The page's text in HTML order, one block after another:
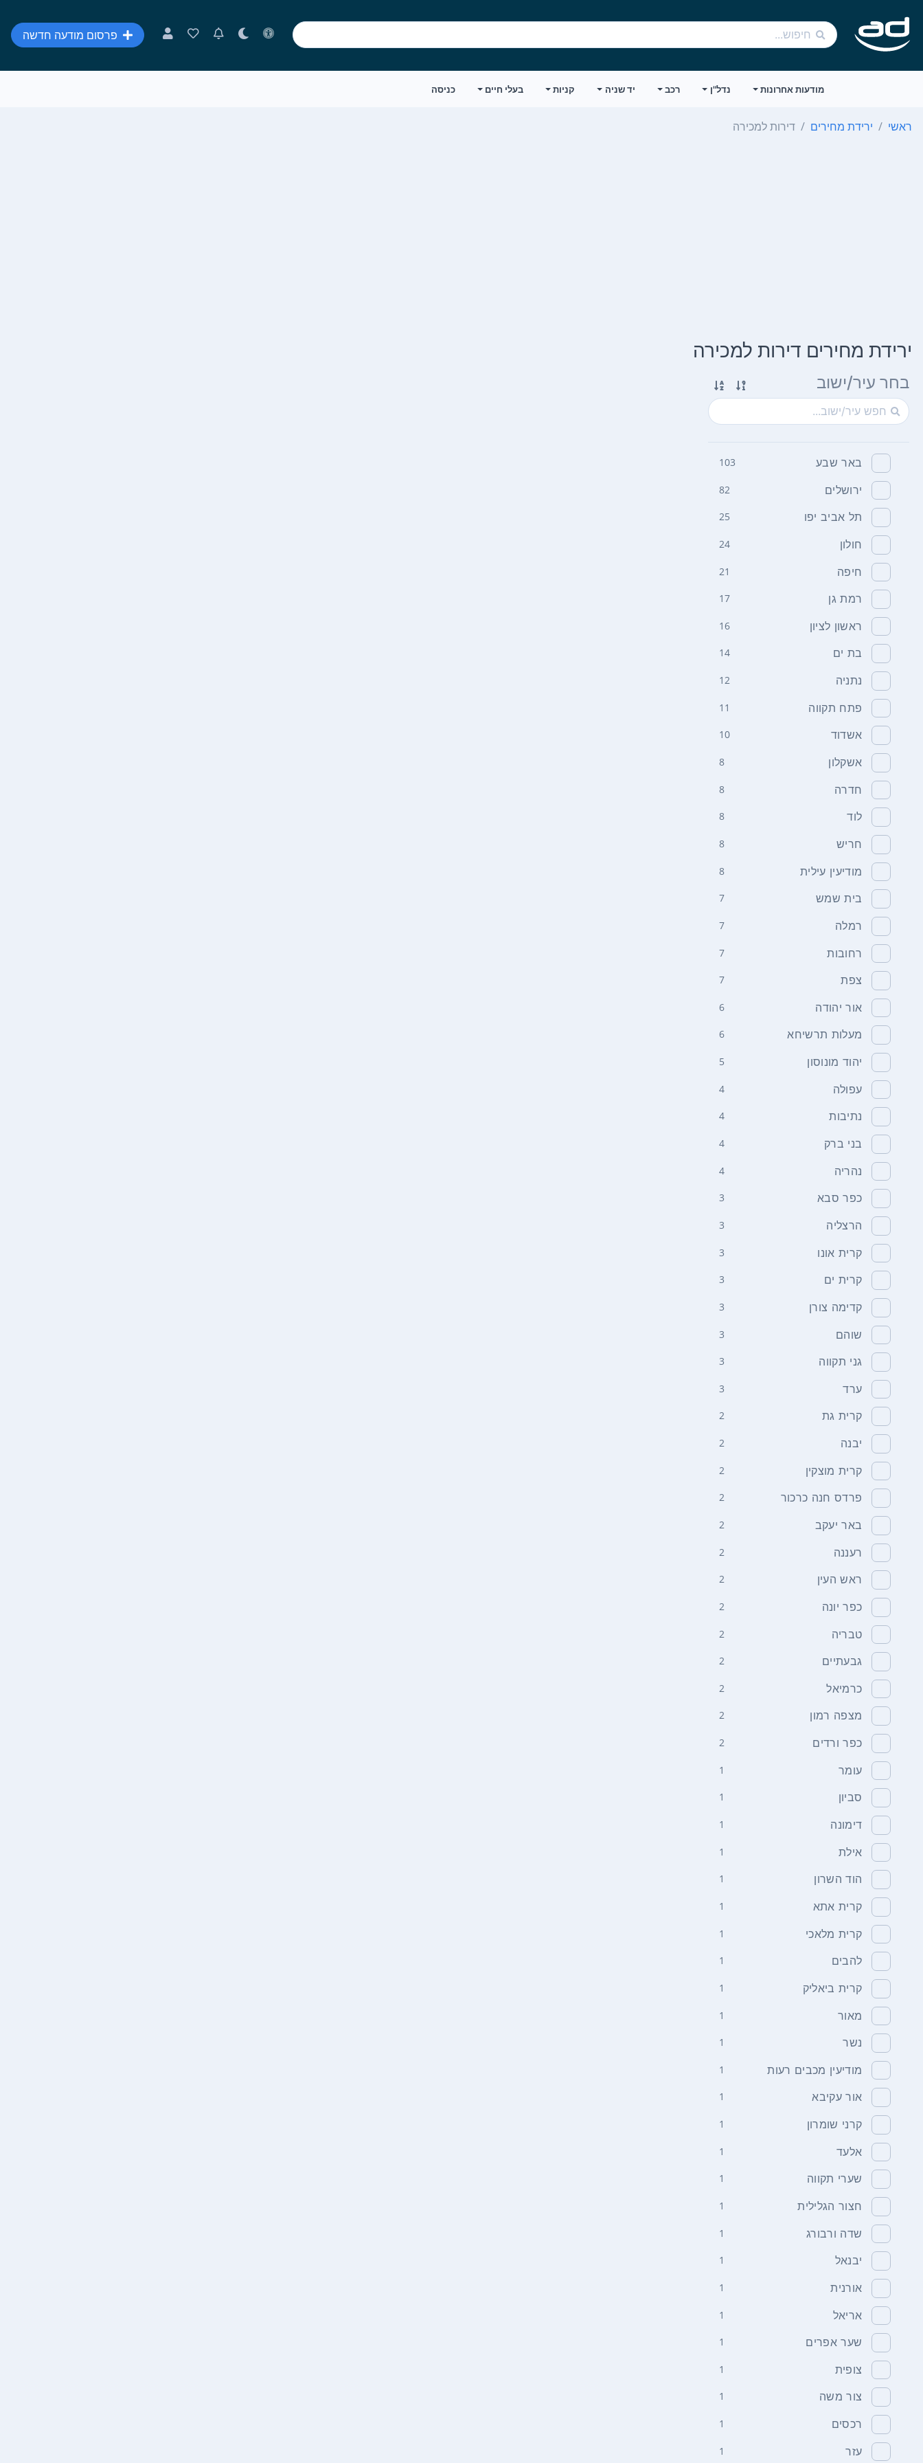
פרסום מודעה חדשה
מודעות אחרונות נדל"ן רכב יד שניה קניות בעלי חיים כניסה
ראשי ירידת מחירים דירות למכירה
ירידת מחירים דירות למכירה
בחר עיר/ישוב
באר שבע 103
ירושלים 82
תל אביב יפו 25
חולון 24
חיפה 21
רמת גן 17
ראשון לציון 16
בת ים 14
נתניה 12
פתח תקווה 11
אשדוד 10
אשקלון 8
חדרה 8
לוד 8
חריש 8
מודיעין עילית 8
בית שמש 7
רמלה 7
רחובות 7
צפת 7
אור יהודה 6
מעלות תרשיחא 6
יהוד מונוסון 5
עפולה 4
נתיבות 4
בני ברק 4
נהריה 4
כפר סבא 3
הרצליה 3
קרית אונו 3
קרית ים 3
קדימה צורן 3
שוהם 3
גני תקווה 3
ערד 3
קרית גת 2
יבנה 2
קרית מוצקין 2
פרדס חנה כרכור 2
באר יעקב 2
רעננה 2
ראש העין 2
כפר יונה 2
טבריה 2
גבעתיים 2
כרמיאל 2
מצפה רמון 2
כפר ורדים 2
עומר 1
סביון 1
דימונה 1
אילת 1
הוד השרון 1
קרית אתא 1
קרית מלאכי 1
להבים 1
קרית ביאליק 1
מאור 1
נשר 1
מודיעין מכבים רעות 1
אור עקיבא 1
קרני שומרון 1
אלעד 1
שערי תקווה 1
חצור הגלילית 1
שדה ורבורג 1
יבנאל 1
אורנית 1
אריאל 1
שער אפרים 1
צופית 1
צור משה 1
רכסים 1
עזר 1